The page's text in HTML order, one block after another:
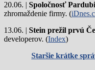
20.06. | Spoločnosť
zhromaždenie firmy. (
13.06. | Stein prežil prvú
developerov. (Index)
Staršie krátke